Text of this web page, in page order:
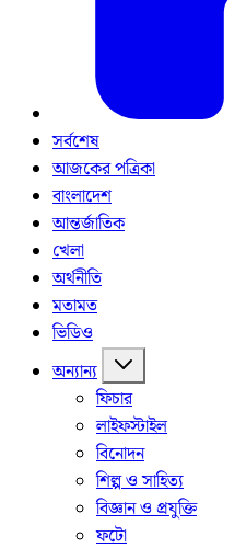
সর্বশেষ
আজকের পত্রিকা
বাংলাদেশ
আন্তর্জাতিক
খেলা
অর্থনীতি
মতামত
ভিডিও
অন্যান্য
ফিচার
লাইফস্টাইল
বিনোদন
শিল্প ও সাহিত্য
বিজ্ঞান ও প্রযুক্তি
ফটো